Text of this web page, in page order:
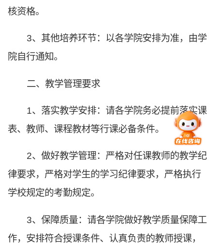
核资格。
3、其他培养环节：以各学院安排为准，由学
院自行通知。
二、教学管理要求
1、落实教学安排：请各学院务必提前落实课
表、教师、课程教材等行课必备条件。
2、做好教学管理：严格对任课教师的教学纪
律要求，严格对学生的学习纪律要求，严格执行
学校规定的考勤规定。
3、保障质量：请各学院做好教学质量保障工
作，安排符合授课条件、认真负责的教师授课，